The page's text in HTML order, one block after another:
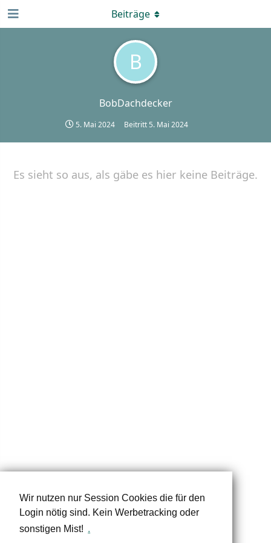
Wir nutzen nur Session Cookies die für den
Login nötig sind. Kein Werbetracking oder
sonstigen Mist! .
B
BobDachdecker
5. Mai 2024 Beitritt 5. Mai 2024
Beiträge
Es sieht so aus, als gäbe es hier keine Beiträge.